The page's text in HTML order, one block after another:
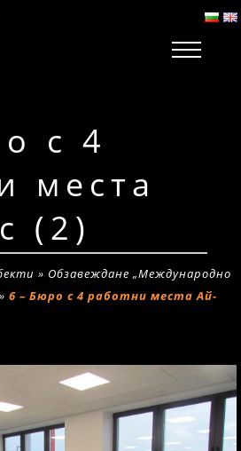
с 4
места
(2)
» Обзавеждане „Международно
»6 – Бюро с 4 работни места Ай-